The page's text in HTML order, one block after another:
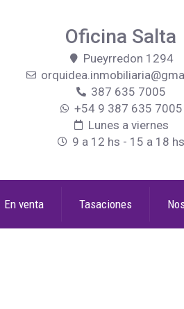
Oficina Salta
Pueyrredon 1294
387 635 7005
+54 9 387 635 7005
Lunes a viernes
9 a 12 hs - 15 a 18 hs
En venta Tasaciones